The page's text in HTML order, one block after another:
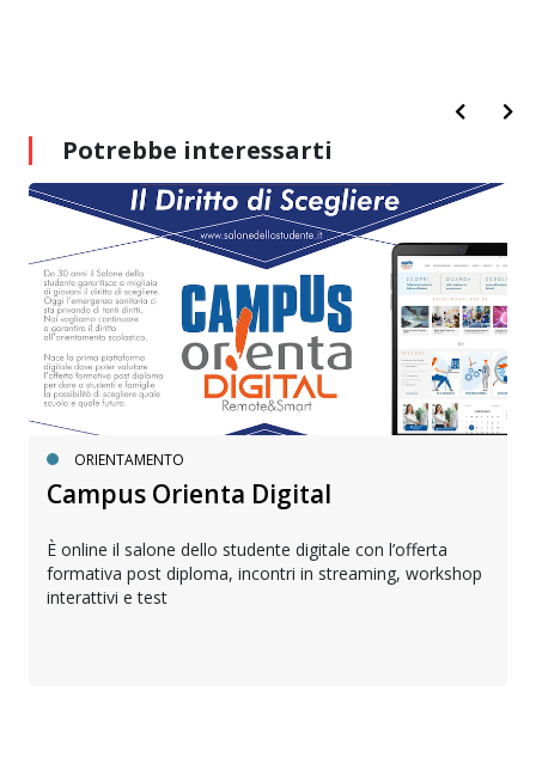
Potrebbe interessarti
ORIENTAMENTO
Campus Orienta Digital
È online il salone dello studente digitale con l’offerta
formativa post diploma, incontri in streaming, workshop
interattivi e test